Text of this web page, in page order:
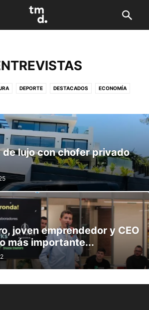
DEPORTE DESTACADOS ECONOMÍA
MARKETING SALUD VIRAL
lujo con chofer privado
joven emprendedor y CEO
más importante...